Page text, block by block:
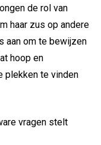
de rol van
haar zus op andere
aan om te bewijzen
hoop en
plekken te vinden
vragen stelt